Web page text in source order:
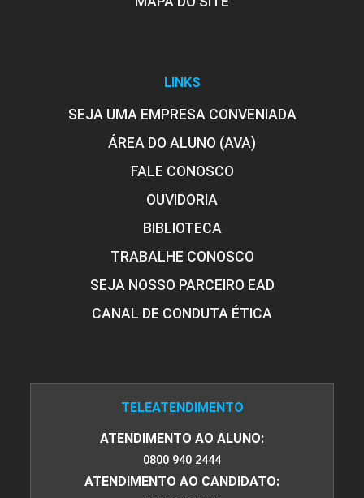
LINKS
SEJA UMA EMPRESA CONVENIADA
ÁREA DO ALUNO (AVA)
FALE CONOSCO
OUVIDORIA
BIBLIOTECA
TRABALHE CONOSCO
SEJA NOSSO PARCEIRO EAD
CANAL DE CONDUTA ÉTICA
TELEATENDIMENTO
ATENDIMENTO AO ALUNO:
0800 940 2444
ATENDIMENTO AO CANDIDATO: